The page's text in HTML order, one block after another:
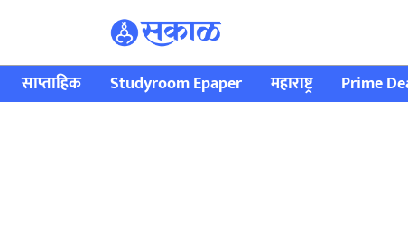
साप्ताहिक Studyroom Epaper महाराष्ट्र Prime